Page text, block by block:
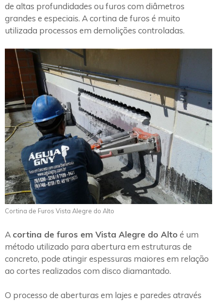
de altas profundidades ou furos com diâmetros
grandes e especiais. A cortina de furos é muito
utilizada processos em demolições controladas.
Cortina de Furos Vista Alegre do Alto
A cortina de furos em Vista Alegre do Alto é um
método utilizado para abertura em estruturas de
concreto, pode atingir espessuras maiores em relação
ao cortes realizados com disco diamantado.
O processo de aberturas em lajes e paredes através